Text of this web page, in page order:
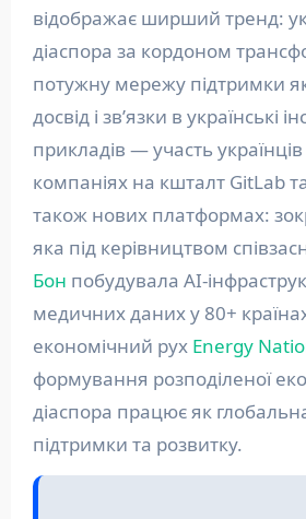
відображає ширший тренд:
діаспора за кордоном
потужну мережу підтримки
досвід і зв’язки в українські
прикладів — участь
компаніях на кшталт GitLab
також нових платформах:
яка під керівництвом
Бон побудувала AI-
медичних даних у 80+
економічний рух Energy
формування розподіленої
діаспора працює як
підтримки та розвитку.